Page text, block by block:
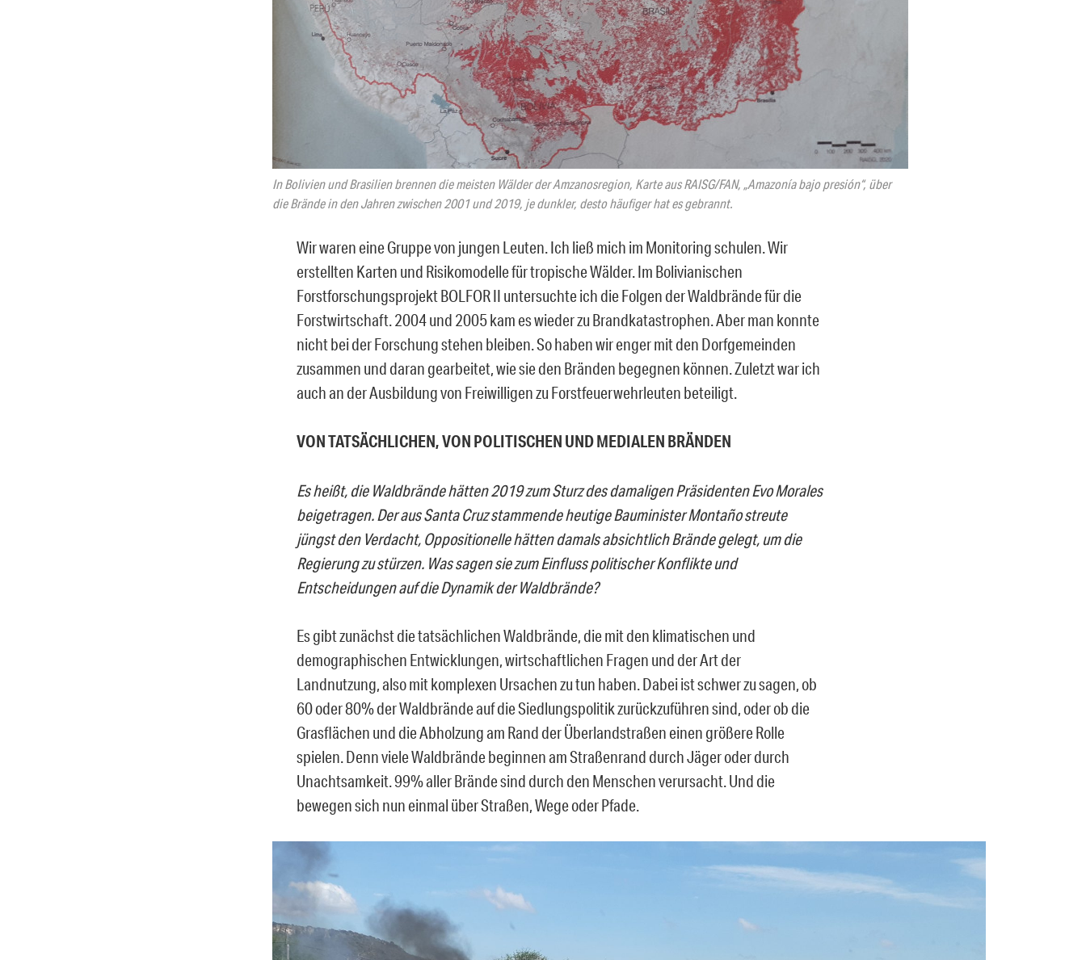
In Bolivien und Brasilien brennen die meisten Wälder der Amzanosregion, Karte aus RAISG/FAN, „Amazonía bajo presión“, über
die Brände in den Jahren zwischen 2001 und 2019, je dunkler, desto häufiger hat es gebrannt.
Wir waren eine Gruppe von jungen Leuten. Ich ließ mich im Monitoring schulen. Wir
erstellten Karten und Risikomodelle für tropische Wälder. Im Bolivianischen
Forstforschungsprojekt BOLFOR II untersuchte ich die Folgen der Waldbrände für die
Forstwirtschaft. 2004 und 2005 kam es wieder zu Brandkatastrophen. Aber man konnte
nicht bei der Forschung stehen bleiben. So haben wir enger mit den Dorfgemeinden
zusammen und daran gearbeitet, wie sie den Bränden begegnen können. Zuletzt war ich
auch an der Ausbildung von Freiwilligen zu Forstfeuerwehrleuten beteiligt.
VON TATSÄCHLICHEN, VON POLITISCHEN UND MEDIALEN BRÄNDEN
Es heißt, die Waldbrände hätten 2019 zum Sturz des damaligen Präsidenten Evo Morales
beigetragen. Deraus Santa Cruz stammendeheutigeBauministerMontañostreute
jüngst den Verdacht, Oppositionellehätten damals absichtlich Brände gelegt, um die
Regierung zu stürzen. Was sagen sie zum Einfluss politischer Konflikte und
Entscheidungen auf die Dynamik der Waldbrände?
Es gibt zunächst die tatsächlichen Waldbrände, die mit den klimatischen und
demographischen Entwicklungen, wirtschaftlichen Fragen und der Art der
Landnutzung, also mit komplexen Ursachen zu tun haben. Dabei ist schwer zu sagen, ob
60 oder 80% der Waldbrände auf die Siedlungspolitik zurückzuführen sind, oder ob die
Grasflächen und die Abholzung am Rand der Überlandstraßen einen größere Rolle
spielen. Denn viele Waldbrände beginnen am Straßenrand durch Jäger oder durch
Unachtsamkeit. 99% aller Brände sind durch den Menschen verursacht. Und die
bewegen sich nun einmal über Straßen, Wege oder Pfade.